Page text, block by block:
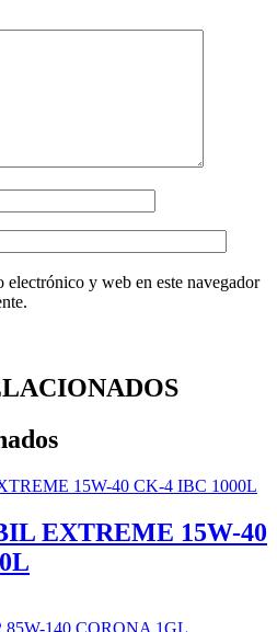
electrónico y web en este navegador
EXTREME 15W-40